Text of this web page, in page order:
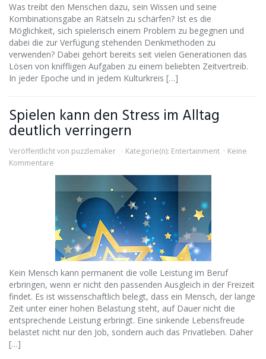
Was treibt den Menschen dazu, sein Wissen und seine
Kombinationsgabe an Rätseln zu schärfen? Ist es die
Möglichkeit, sich spielerisch einem Problem zu begegnen und
dabei die zur Verfügung stehenden Denkmethoden zu
verwenden? Dabei gehört bereits seit vielen Generationen das
Lösen von kniffligen Aufgaben zu einem beliebten Zeitvertreib.
In jeder Epoche und in jedem Kulturkreis […]
Spielen kann den Stress im Alltag
deutlich verringern
Veröffentlicht von puzzlemaker Kategorie(n): Entertainment
Keine
Kommentare
Kein Mensch kann permanent die volle Leistung im Beruf
erbringen, wenn er nicht den passenden Ausgleich in der Freizeit
findet. Es ist wissenschaftlich belegt, dass ein Mensch, der lange
Zeit unter einer hohen Belastung steht, auf Dauer nicht die
entsprechende Leistung erbringt. Eine sinkende Lebensfreude
belastet nicht nur den Job, sondern auch das Privatleben. Daher
[…]